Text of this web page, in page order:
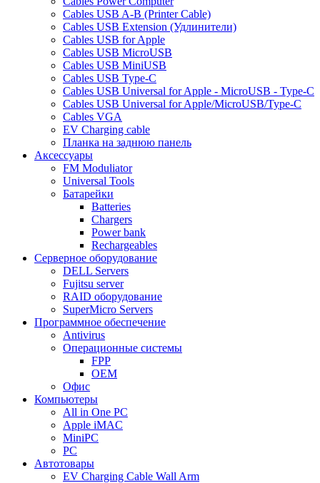
Cables USB A-B (Printer Cable)
Cables USB Extension (Удлинители)
Cables USB for Apple
Cables USB MicroUSB
Cables USB MiniUSB
Cables USB Type-C
Cables USB Universal for Apple - MicroUSB - Type-C
Cables USB Universal for Apple/MicroUSB/Type-C
Cables VGA
EV Charging cable
Планка на заднюю панель
Аксессуары
FM Moduliator
Universal Tools
Батарейки
Batteries
Chargers
Power bank
Rechargeables
Серверное оборудование
DELL Servers
Fujitsu server
RAID оборудование
SuperMicro Servers
Программное обеспечение
Antivirus
Операционные системы
FPP
OEM
Офис
Компьютеры
All in One PC
Apple iMAC
MiniPC
PC
Автотовары
EV Charging Cable Wall Arm